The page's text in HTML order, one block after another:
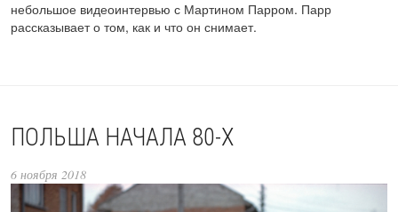
небольшое видеоинтервью с Мартином Парром. Парр
рассказывает о том, как и что он снимает.
ПОЛЬША НАЧАЛА 80-Х
6 ноября 2018